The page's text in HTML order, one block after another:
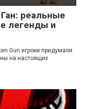
реальные
легенды и
Gun игроки придумали
на настоящих